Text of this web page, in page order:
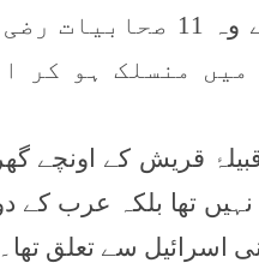
سب کا اتفاق ہے
میں منسلک ہو کر
تھا بلکہ عرب کے
اسرائیل سے تعلق تھا۔